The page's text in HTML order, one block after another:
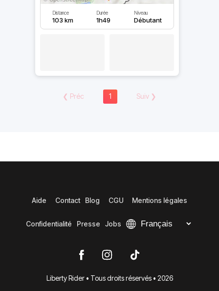
Distance
103 km
Durée
1h49
Niveau
Débutant
❮ Préc 1 Suiv ❯
Aide Contact Blog CGU Mentions légales
Confidentialité Presse Jobs
Liberty Rider • Tous droits réservés • 2026